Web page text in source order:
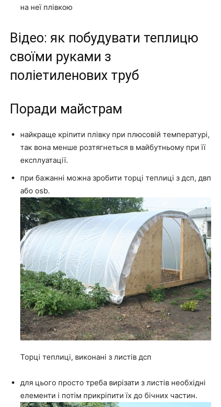
на неї плівкою
Відео: як побудувати теплицю
своїми руками з
поліетиленових труб
Поради майстрам
найкраще кріпити плівку при плюсовій температурі,
так вона менше розтягнеться в майбутньому при її
експлуатації.
при бажанні можна зробити торці теплиці з дсп, двп
або osb.
Торці теплиці, виконані з листів дсп
для цього просто треба вирізати з листів необхідні
елементи і потім прикріпити їх до бічних частин.